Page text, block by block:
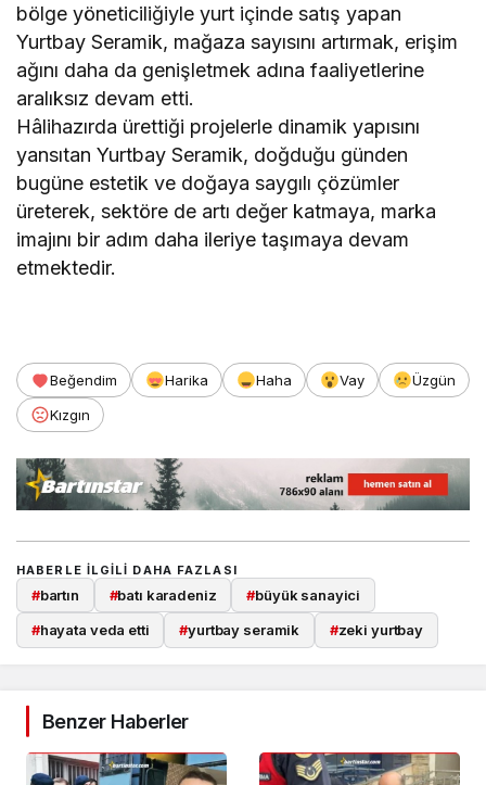
bölge yöneticiliğiyle yurt içinde satış yapan
Yurtbay Seramik, mağaza sayısını artırmak, erişim
ağını daha da genişletmek adına faaliyetlerine
aralıksız devam etti.
Hâlihazırda ürettiği projelerle dinamik yapısını
yansıtan Yurtbay Seramik, doğduğu günden
bugüne estetik ve doğaya saygılı çözümler
üreterek, sektöre de artı değer katmaya, marka
imajını bir adım daha ileriye taşımaya devam
etmektedir.
Beğendim Harika Haha Vay
Üzgün
Kızgın
HABERLE ILGILI DAHA FAZLASI
#bartın #batı karadeniz #büyük sanayici
#hayata veda etti #yurtbay seramik #zeki yurtbay
Benzer Haberler